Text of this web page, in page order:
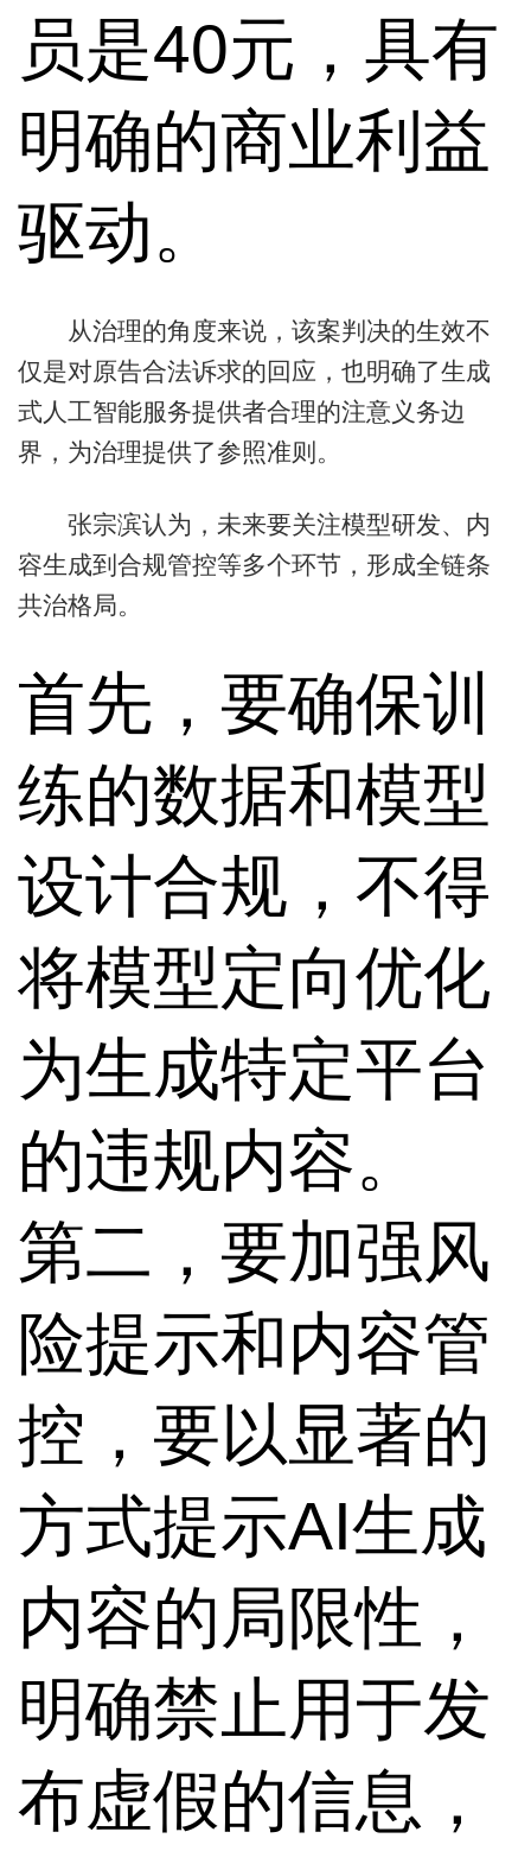
员是40元，具有
明确的商业利益
驱动。
从治理的角度来说，该案判决的生效不
仅是对原告合法诉求的回应，也明确了生成
式人工智能服务提供者合理的注意义务边
界，为治理提供了参照准则。
张宗滨认为，未来要关注模型研发、内
容生成到合规管控等多个环节，形成全链条
共治格局。
首先，要确保训
练的数据和模型
设计合规，不得
将模型定向优化
为生成特定平台
的违规内容。
第二，要加强风
险提示和内容管
控，要以显著的
方式提示AI生成
内容的局限性，
明确禁止用于发
布虚假的信息，